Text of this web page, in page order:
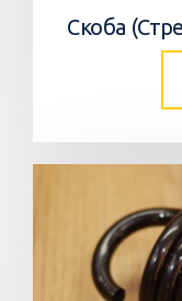
Скоба